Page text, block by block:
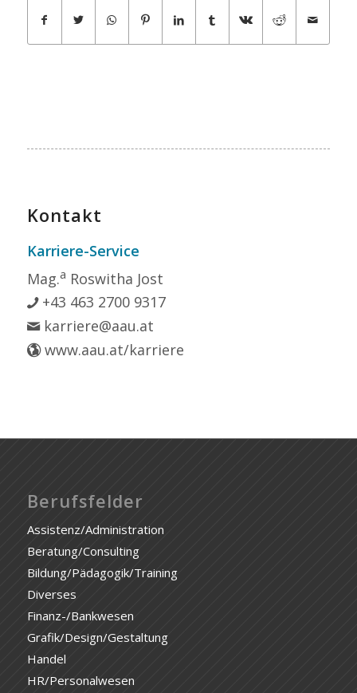
Kontakt
Karriere-Service
Mag.a Roswitha Jost
+43 463 2700 9317
karriere@aau.at
www.aau.at/karriere
Berufsfelder
Assistenz/Administration
Beratung/Consulting
Bildung/Pädagogik/Training
Diverses
Finanz-/Bankwesen
Grafik/Design/Gestaltung
Handel
HR/Personalwesen